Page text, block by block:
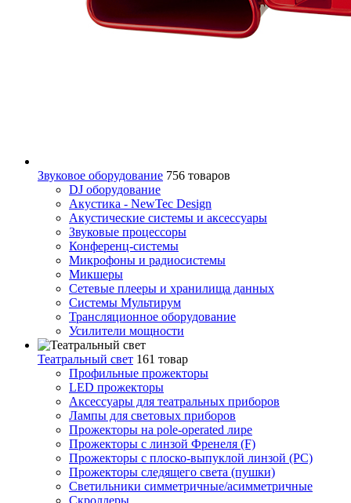
Звуковое оборудование 756 товаров
DJ оборудование
Акустика - NewTec Design
Акустические системы и аксессуары
Звуковые процессоры
Конференц-системы
Микрофоны и радиосистемы
Микшеры
Сетевые плееры и хранилища данных
Системы Мультирум
Трансляционное оборудование
Усилители мощности
Театральный свет 161 товар
Профильные прожекторы
LED прожекторы
Аксессуары для театральных приборов
Лампы для световых приборов
Прожекторы на pole-operated лире
Прожекторы с линзой Френеля (F)
Прожекторы с плоско-выпуклой линзой (PC)
Прожекторы следящего света (пушки)
Светильники симметричные/асимметричные
Скроллеры